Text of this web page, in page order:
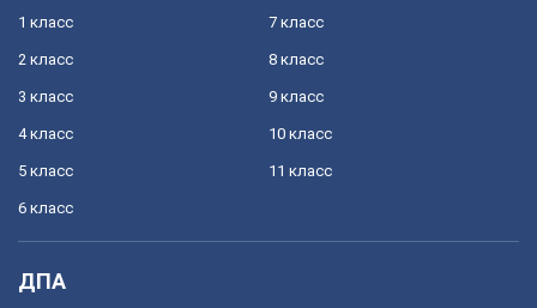
1 класс
2 класс
3 класс
4 класс
5 класс
6 класс
7 класс
8 класс
9 класс
10 класс
11 класс
ДПА